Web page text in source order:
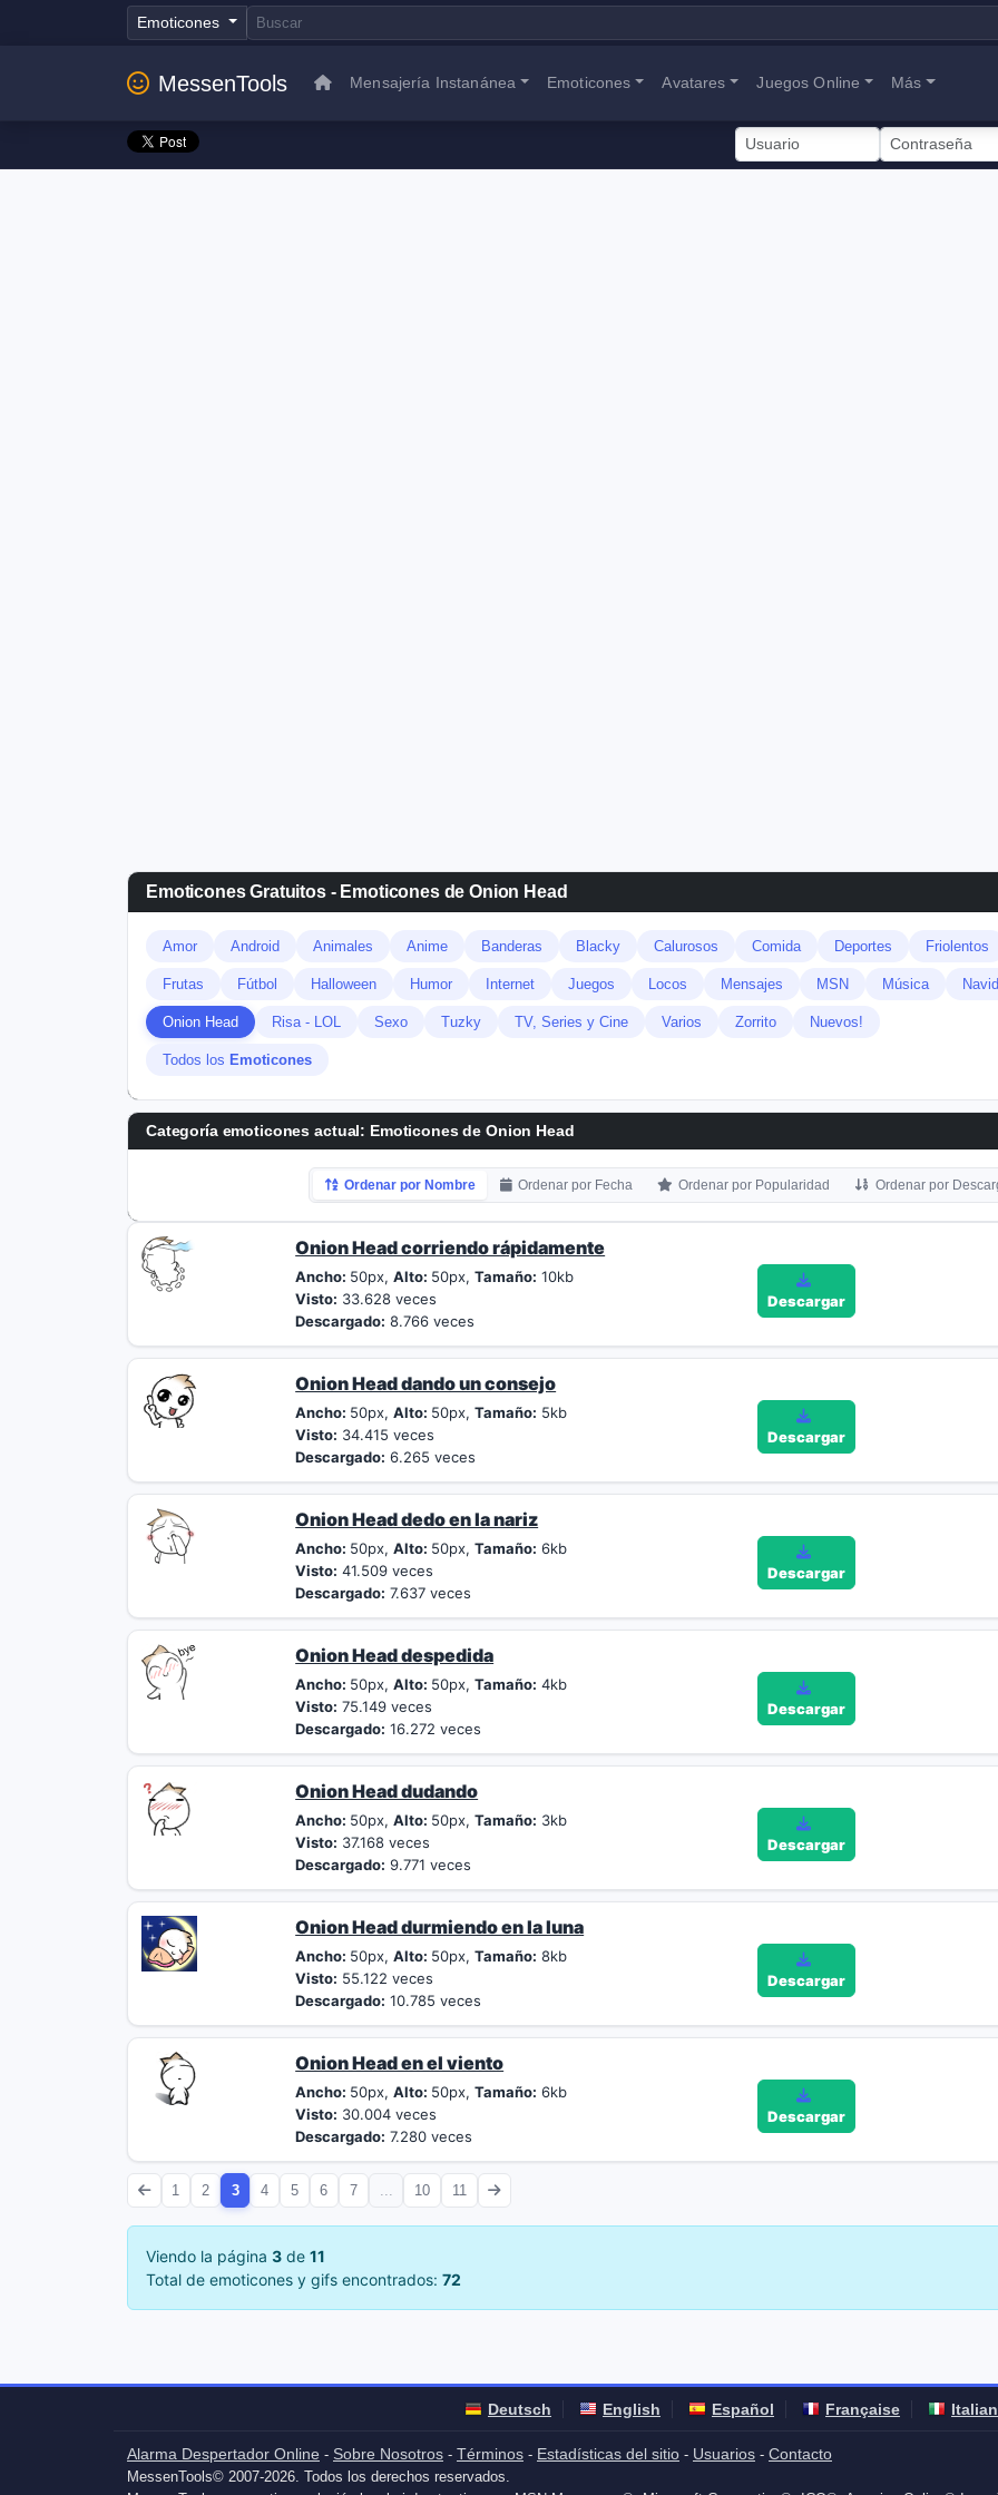
Emoticones
MessenTools Mensajería Instanánea Emoticones Avatares Juegos Online Más
Emoticones Gratuitos - Emoticones de Onion Head
Amor Android Animales Anime Banderas Blacky Calurosos Comida Deportes Friolentos
Frutas Fútbol Halloween Humor Internet Juegos Locos Mensajes MSN Música
Onion Head Risa - LOL Sexo Tuzky TV, Series y Cine Varios Zorrito Nuevos!
Todos los Emoticones
Categoría emoticones actual: Emoticones de Onion Head
Ordenar por Nombre Ordenar por Fecha Ordenar por Popularidad Ordenar por
Onion Head corriendo rápidamente
Ancho: 50px,Alto: 50px,Tamaño: 10kb
Visto: 33.628 veces
Descargado: 8.766 veces
Descargar
Onion Head dando un consejo
Ancho: 50px,Alto: 50px,Tamaño: 5kb
Visto: 34.415 veces
Descargado: 6.265 veces
Descargar
Onion Head dedo en la nariz
Ancho: 50px,Alto: 50px,Tamaño: 6kb
Visto: 41.509 veces
Descargado: 7.637 veces
Descargar
Onion Head despedida
Ancho: 50px,Alto: 50px,Tamaño: 4kb
Visto: 75.149 veces
Descargado: 16.272 veces
Descargar
Onion Head dudando
Ancho: 50px,Alto: 50px,Tamaño: 3kb
Visto: 37.168 veces
Descargado: 9.771 veces
Descargar
Onion Head durmiendo en la luna
Ancho: 50px,Alto: 50px,Tamaño: 8kb
Visto: 55.122 veces
Descargado: 10.785 veces
Descargar
Onion Head en el viento
Ancho: 50px,Alto: 50px,Tamaño: 6kb
Visto: 30.004 veces
Descargado: 7.280 veces
Descargar
1 2 3 4 5 6 7 10 11
Viendo la página 3 de 11
Total de emoticones y gifs encontrados: 72
Deutsch English Español Française
Alarma Despertador Online - Sobre Nosotros - Términos - Estadísticas del sitio - Usuarios - Contacto
MessenTools© 2007-2026. Todos los derechos reservados.